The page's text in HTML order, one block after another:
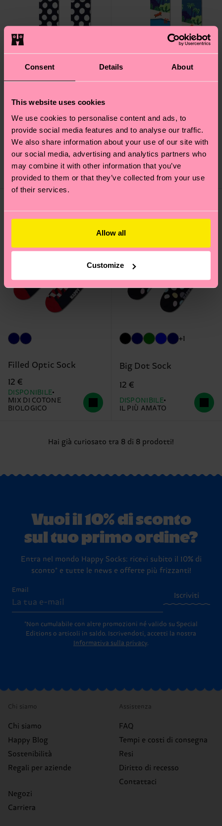
Consent Details About
This website uses cookies
We use cookies to personalise content and ads, to
provide social media features and to analyse our traffic.
We also share information about your use of our site with
our social media, advertising and analytics partners who
may combine it with other information that you’ve
provided to them or that they’ve collected from your use
of their services.
Allow all
Customize
Big Dot Sock
12 €
DISPONIBILE
IL PIÙ AMATO
Pool Side Sock
12 €
DISPONIBILE
Filled Optic Sock
12 €
DISPONIBILE
MIX DI COTONE
BIOLOGICO
+1
Big Dot Sock
12 €
DISPONIBILE
IL PIÙ AMATO
Hai già curiosato tra 8 di 8 prodotti!
Vuoi il 10% di sconto
sul tuo primo ordine?
Entra nel mondo Happy Socks: ricevi subito il 10% di
sconto* e tutte le news e offerte più frizzanti!
Email
Iscriviti
*Non cumulabile con altre promozioni né valido su Special
Editions o articoli in saldo. Iscrivendoti, accetti la nostra
Informativa sulla privacy.
Chi siamo
Chi siamo
Happy Blog
Sostenibilità
Regali per aziende
Negozi
Carriera
Assistenza
FAQ
Tempi e costi di consegna
Resi
Diritto di recesso
Contattaci